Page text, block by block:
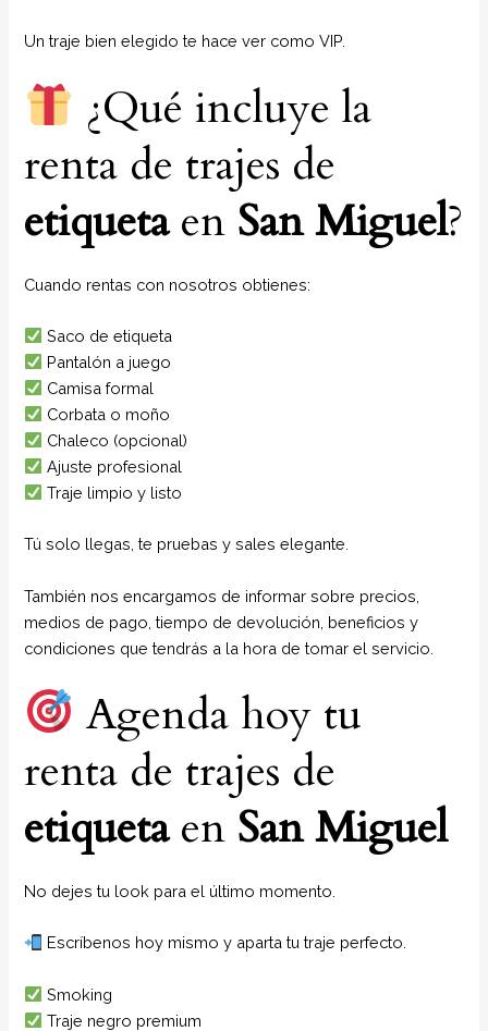
Un traje bien elegido te hace ver como VIP.
¿Qué incluye la
renta de trajes de
etiquetaen San Miguel?
Cuando rentas con nosotros obtienes:
Saco de etiqueta
Pantalón a juego
Camisa formal
Corbata o moño
Chaleco (opcional)
Ajuste profesional
Traje limpio y listo
Tú solo llegas, te pruebas y sales elegante.
También nos encargamos de informar sobre precios,
medios de pago, tiempo de devolución, beneficios y
condiciones que tendrás a la hora de tomar el servicio.
Agenda hoy tu
renta de trajes de
etiquetaen San Miguel
No dejes tu look para el último momento.
Escríbenos hoy mismo y aparta tu traje perfecto.
Smoking
Traje negro premium